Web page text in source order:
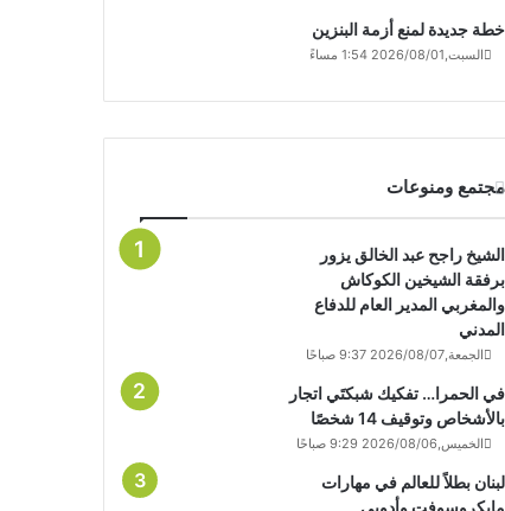
خطة جديدة لمنع أزمة البنزين
السبت,2026/08/01 1:54 مساءً
مجتمع ومنوعات
الشيخ راجح عبد الخالق يزور
برفقة الشيخين الكوكاش
والمغربي المدير العام للدفاع
المدني
الجمعة,2026/08/07 9:37 صباحًا
في الحمرا… تفكيك شبكتَي اتجار
بالأشخاص وتوقيف 14 شخصًا
الخميس,2026/08/06 9:29 صباحًا
لبنان بطلاً للعالم في مهارات
مايكروسوفت وأدوبي